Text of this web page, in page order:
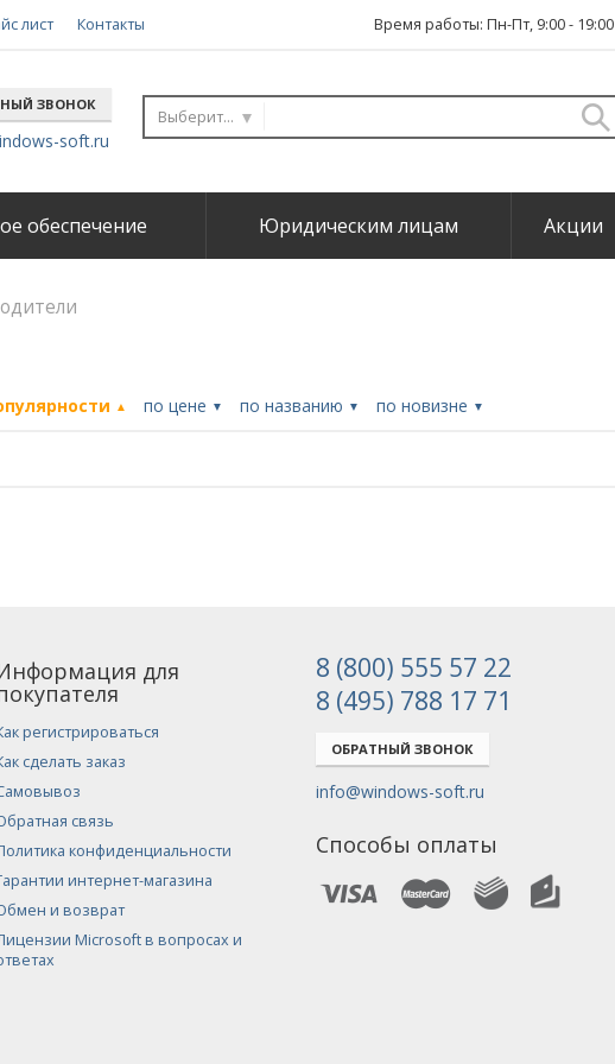
лист Контакты Время работы: Пн-Пт, 9:00 - 19:00
ЗВОНОК
soft.ru
Выберите...
обеспечение Юридическим лицам Акции
▲ по цене ▼ по названию ▼ по новизне ▼
для
регистрироваться
сделать заказ
связь
конфиденциальности
интернет-магазина
и возврат
Microsoft в вопросах и
8 (800) 555 57 22
8 (495) 788 17 71
ОБРАТНЫЙ ЗВОНОК
info@windows-soft.ru
Способы оплаты